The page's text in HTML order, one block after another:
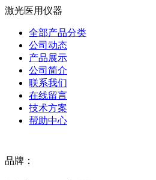
激光医用仪器
全部产品分类
公司动态
产品展示
公司简介
联系我们
在线留言
技术方案
帮助中心
品牌：